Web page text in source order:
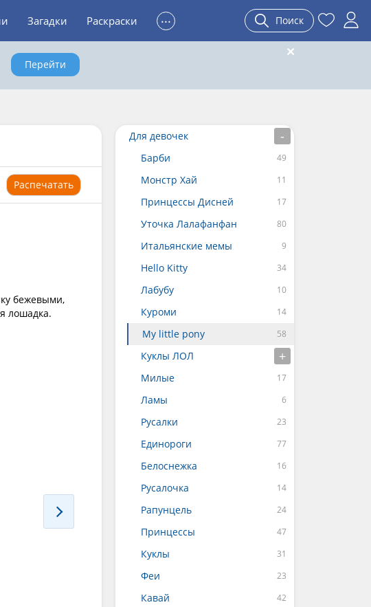
Загадки Раскраски ... Поиск
Перейти
Распечатать
бежевыми,
лошадка.
Для девочек
Барби
Монстр Хай
Принцессы Дисней
Уточка Лалафанфан
Итальянские мемы
Hello Kitty
Лабубу
Куроми
My little pony
Куклы ЛОЛ
Милые
Ламы
Русалки
Единороги
Белоснежка
Русалочка
Рапунцель
Принцессы
Куклы
Феи
Кавай